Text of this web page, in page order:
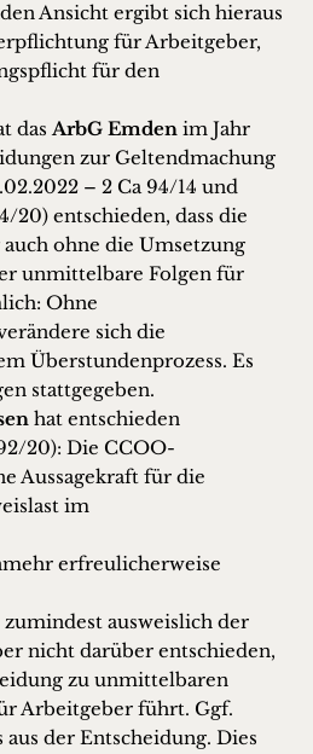
Ansicht ergibt sich hieraus
für Arbeitgeber,
für den
dasArbG Emden im Jahr
zur Geltendmachung
– 2 Ca 94/14 und
20) entschieden, dass die
ohne die Umsetzung
unmittelbare Folgen für
Ohne
sich die
Überstundenprozess. Es
stattgegeben.
hat entschieden
20): Die CCOO-
Aussagekraft für die
im
erfreulicherweise
ausweislich der
nicht darüber entschieden,
zu unmittelbaren
Arbeitgeber führt. Ggf.
der Entscheidung. Dies